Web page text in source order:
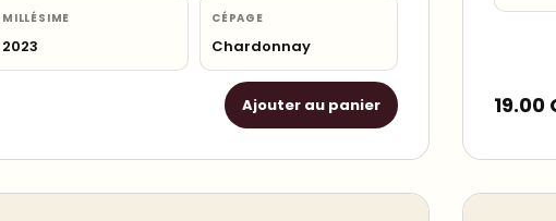
MILLÉSIME
2023
CÉPAGE
Chardonnay
Ajouter au panier 19.00